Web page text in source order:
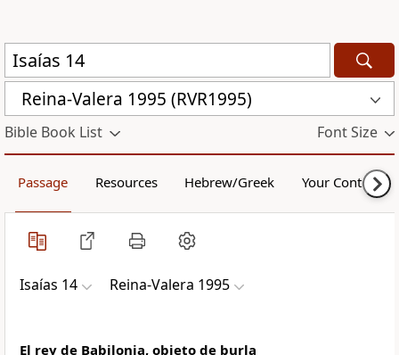
Reina-Valera 1995 (RVR1995)
Bible Book List Font Size
Passage Resources Hebrew/Greek Your Content
Isaías 14 Reina-Valera 1995
El rey de Babilonia, objeto de burla